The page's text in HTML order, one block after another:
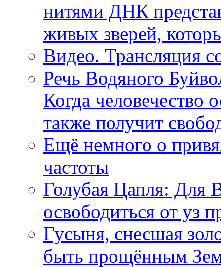
нитями ДНК
живых зверей,
Видео. Трансляция
Речь Водяного
Когда человечество
также получит
Ещё немного о
частоты
Голубая Цапля: Для
освободиться от уз
Гусыня, снесшая
быть прощённым